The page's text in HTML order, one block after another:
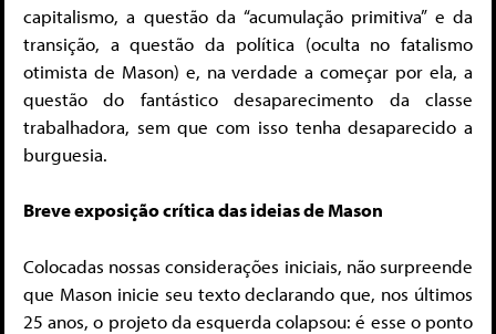
capitalismo, a questão da “acumulação primitiva” e da
transição, a questão da política (oculta no fatalismo
otimista de Mason) e, na verdade a começar por ela, a
questão do fantástico desaparecimento da classe
trabalhadora, sem que com isso tenha desaparecido a
burguesia.
Breve exposição crítica das ideias de Mason
Colocadas nossas considerações iniciais, não surpreende
que Mason inicie seu texto declarando que, nos últimos
25 anos, o projeto da esquerda colapsou: é esse o ponto